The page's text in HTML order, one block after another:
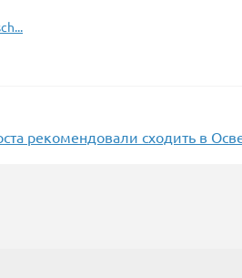
рекомендовали сходить в